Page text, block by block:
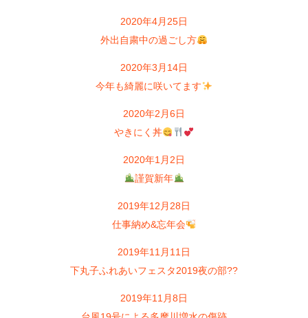
2020年4月25日
外出自粛中の過ごし方
2020年3月14日
今年も綺麗に咲いてます
2020年2月6日
やきにく丼
2020年1月2日
謹賀新年
2019年12月28日
仕事納め&忘年会
2019年11月11日
下丸子ふれあいフェスタ2019夜の部??
2019年11月8日